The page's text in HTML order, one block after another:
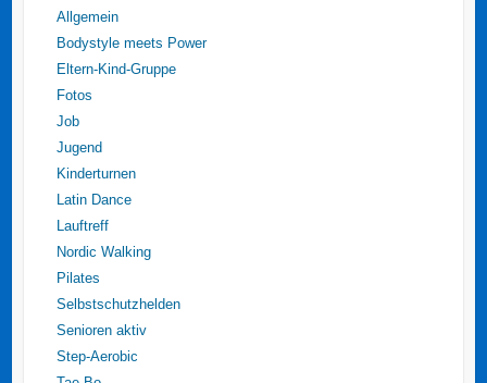
Allgemein
Bodystyle meets Power
Eltern-Kind-Gruppe
Fotos
Job
Jugend
Kinderturnen
Latin Dance
Lauftreff
Nordic Walking
Pilates
Selbstschutzhelden
Senioren aktiv
Step-Aerobic